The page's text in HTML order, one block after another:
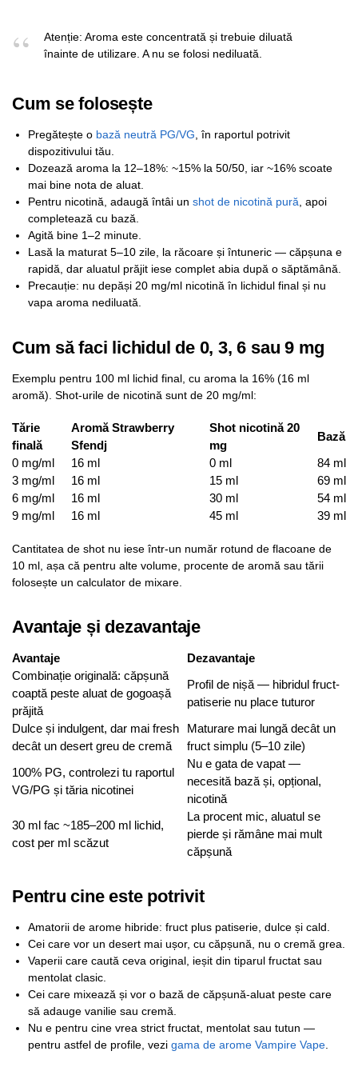
Atenție: Aroma este concentrată și trebuie diluată
înainte de utilizare. A nu se folosi nediluată.
Cum se folosește
Pregătește o bază neutră PG/VG, în raportul potrivit
dispozitivului tău.
Dozează aroma la 12–18%: ~15% la 50/50, iar ~16% scoate
mai bine nota de aluat.
Pentru nicotină, adaugă întâi un shot de nicotină pură, apoi
completează cu bază.
Agită bine 1–2 minute.
Lasă la maturat 5–10 zile, la răcoare și întuneric — căpșuna e
rapidă, dar aluatul prăjit iese complet abia după o săptămână.
Precauție: nu depăși 20 mg/ml nicotină în lichidul final și nu
vapa aroma nediluată.
Cum să faci lichidul de 0, 3, 6 sau 9 mg
Exemplu pentru 100 ml lichid final, cu aroma la 16% (16 ml
aromă). Shot-urile de nicotină sunt de 20 mg/ml:
Tărie
finală
Aromă Strawberry
Sfendj
Shot nicotină 20
mg
Bază
0 mg/ml
16 ml 0 ml
84 ml
3 mg/ml
16 ml 15 ml
69 ml
6 mg/ml
16 ml 30 ml
54 ml
9 mg/ml
16 ml 45 ml 39 ml
Cantitatea de shot nu iese într-un număr rotund de flacoane de
10 ml, așa că pentru alte volume, procente de aromă sau tării
folosește un calculator de mixare.
Avantaje și dezavantaje
Avantaje
Dezavantaje
Combinație originală: căpșună
coaptă peste aluat de gogoașă
prăjită
Profil de nișă — hibridul fruct-
patiserie nu place tuturor
Dulce și indulgent, dar mai fresh
decât un desert greu de cremă
Maturare mai lungă decât un
fruct simplu (5–10 zile)
100% PG, controlezi tu raportul
VG/PG și tăria nicotinei
Nu e gata de vapat —
necesită bază și, opțional,
nicotină
30 ml fac ~185–200 ml lichid,
cost per ml scăzut
La procent mic, aluatul se
pierde și rămâne mai mult
căpșună
Pentru cine este potrivit
Amatorii de arome hibride: fruct plus patiserie, dulce și cald.
Cei care vor un desert mai ușor, cu căpșună, nu o cremă grea.
Vaperii care caută ceva original, ieșit din tiparul fructat sau
mentolat clasic.
Cei care mixează și vor o bază de căpșună-aluat peste care
să adauge vanilie sau cremă.
Nu e pentru cine vrea strict fructat, mentolat sau tutun —
pentru astfel de profile, vezi gama de arome Vampire Vape.